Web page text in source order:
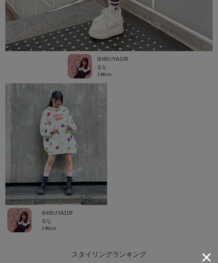
SHIBUYA109
るな
148cm
SHIBUYA109
るな
148cm
スタイリングランキング